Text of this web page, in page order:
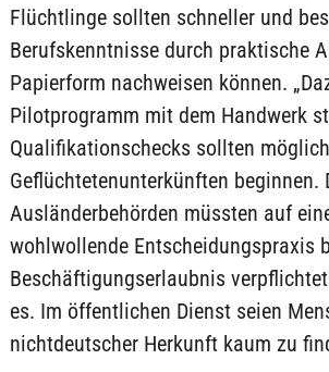
Flüchtlinge sollten schneller und
Berufskenntnisse durch praktische
Papierform nachweisen können.
Pilotprogramm mit dem Handwerk
Qualifikationschecks sollten
Geflüchtetenunterkünften beginnen.
Ausländerbehörden müssten auf
wohlwollende Entscheidungspraxis
Beschäftigungserlaubnis verpflichtet
es. Im öffentlichen Dienst seien
nichtdeutscher Herkunft kaum zu